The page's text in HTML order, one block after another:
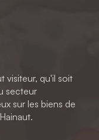
visiteur, qu'il soit
secteur
sur les biens de